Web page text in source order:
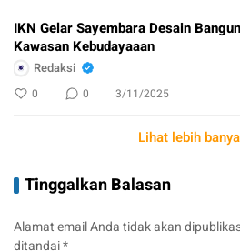
IKN Gelar Sayembara Desain
Kawasan Kebudayaaan
Redaksi
0 0 3/11/2025
Lihat lebih
Tinggalkan Balasan
Alamat email Anda tidak akan
ditandai*